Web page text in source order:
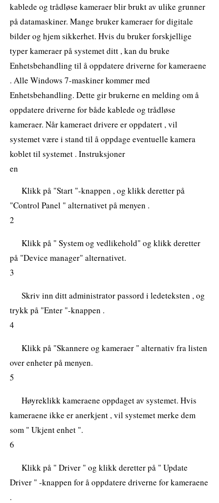
kablede og trådløse kameraer blir brukt av ulike grunner
på datamaskiner. Mange bruker kameraer for digitale
bilder og hjem sikkerhet. Hvis du bruker forskjellige
typer kameraer på systemet ditt , kan du bruke
Enhetsbehandling til å oppdatere driverne for kameraene
. Alle Windows 7-maskiner kommer med
Enhetsbehandling. Dette gir brukerne en melding om å
oppdatere driverne for både kablede og trådløse
kameraer. Når kameraet drivere er oppdatert , vil
systemet være i stand til å oppdage eventuelle kamera
koblet til systemet . Instruksjoner
en
Klikk på "Start "-knappen , og klikk deretter på
"Control Panel " alternativet på menyen .
2
Klikk på " System og vedlikehold" og klikk deretter
på "Device manager" alternativet.
3
Skriv inn ditt administrator passord i ledeteksten , og
trykk på "Enter "-knappen .
4
Klikk på "Skannere og kameraer " alternativ fra listen
over enheter på menyen.
5
Høyreklikk kameraene oppdaget av systemet. Hvis
kameraene ikke er anerkjent , vil systemet merke dem
som " Ukjent enhet ".
6
Klikk på " Driver " og klikk deretter på " Update
Driver " -knappen for å oppdatere driverne for kameraene
.